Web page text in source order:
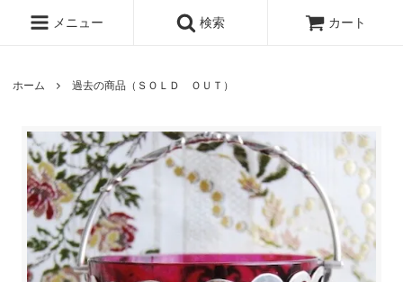
メニュー 検索 カート
ホーム 過去の商品（ＳＯＬＤ ＯＵＴ）